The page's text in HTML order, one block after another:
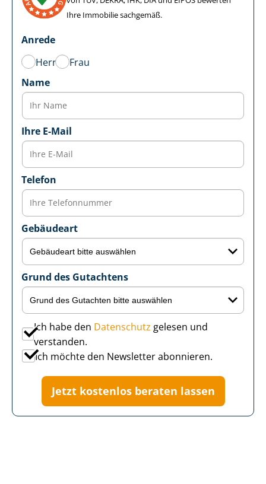
Ihre Immobilie sachgemäß.
Anrede
Herr
Frau
Name
Ihre E-Mail
Telefon
Gebäudeart
Grund des Gutachtens
Ich habe den Datenschutz gelesen und
verstanden.
Ich möchte den Newsletter abonnieren.
Jetzt kostenlos beraten lassen